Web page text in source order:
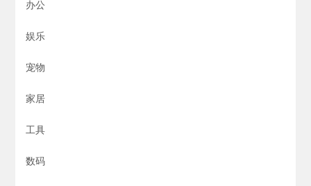
办公
娱乐
宠物
家居
工具
数码